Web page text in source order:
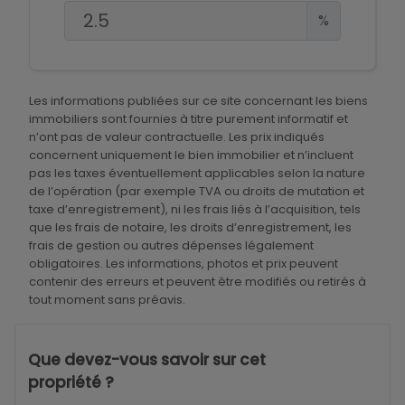
%
Les informations publiées sur ce site concernant les biens
immobiliers sont fournies à titre purement informatif et
n’ont pas de valeur contractuelle. Les prix indiqués
concernent uniquement le bien immobilier et n’incluent
pas les taxes éventuellement applicables selon la nature
de l’opération (par exemple TVA ou droits de mutation et
taxe d’enregistrement), ni les frais liés à l’acquisition, tels
que les frais de notaire, les droits d’enregistrement, les
frais de gestion ou autres dépenses légalement
obligatoires. Les informations, photos et prix peuvent
contenir des erreurs et peuvent être modifiés ou retirés à
tout moment sans préavis.
Que devez-vous savoir sur cet
propriété ?